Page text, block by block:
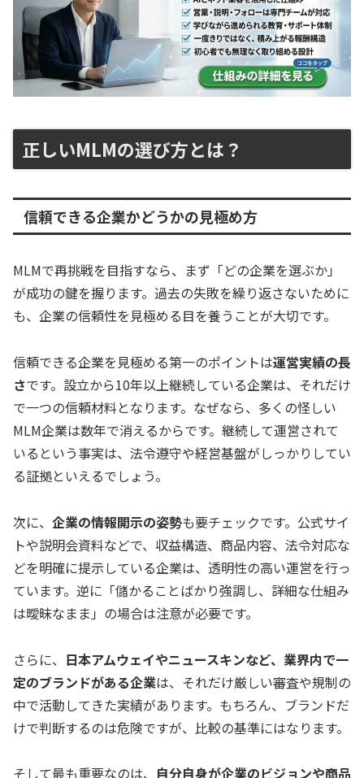
正しいMLMの選び方とは？
信頼できる企業かどうかの見極め方
MLMで再挑戦を目指すなら、まず「どの企業を選ぶか」
が成功の鍵を握ります。過去の失敗を繰り返さないために
も、企業の信頼性を見極める目を養うことが大切です。
信頼できる企業を見極める第一のポイントは運営実績の長
さです。設立から10年以上継続している企業は、それだけ
で一つの信頼材料となります。なぜなら、多くの怪しい
MLM企業は数年で消えるからです。継続して運営されて
いるという事実は、法令遵守や経営基盤がしっかりしてい
る証拠といえるでしょう。
次に、 企業の情報開示の姿勢も要チェックです。公式サイ
トや説明会資料などで、収益構造、商品内容、法令対応な
どを明確に提示している企業は、透明性の高い運営を行っ
ています。逆に「儲かることばかり強調し、詳細な仕組み
は曖昧なまま」の場合は注意が必要です。
さらに、 日本アムウェイやニュースキンなど、業界内で一
定のブランドがある企業は、それだけ厳しい審査や規制の
中で活動してきた実績があります。もちろん、ブランドだ
けで判断するのは危険ですが、比較の基準にはなります。
そして最も重要なのは、 自分自身が企業のビジョンや商品